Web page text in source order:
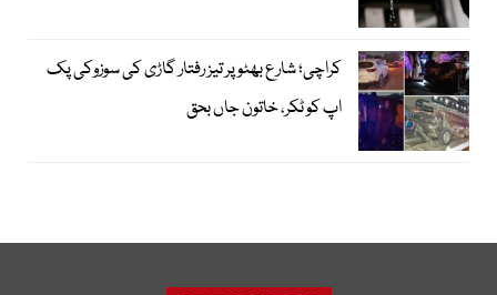
کراچی؛ شارع بھٹو پر تیز رفتار گاڑی کی سوزوکی پک
اپ کو ٹکر، خاتون جاں بحق